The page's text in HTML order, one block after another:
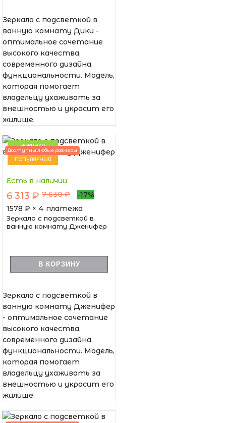
Зеркало с подсветкой в
ванную комнату Дики -
оптимальное сочетание
высокого качества,
современного дизайна,
функциональности. Модель,
которая помогает
владельцу ухаживать за
внешностью и украсит его
жилище.
НОВИНКА
ПОПУЛЯРНЫЙ
Доступны любые размеры
Есть в наличии
6 313 ₽ 7 630 ₽
-17%
1578 ₽ × 4 платежа
Зеркало с подсветкой в
ванную комнату Дженифер
В КОРЗИНУ
Зеркало с подсветкой в
ванную комнату Дженифер
- оптимальное сочетание
высокого качества,
современного дизайна,
функциональности. Модель,
которая помогает
владельцу ухаживать за
внешностью и украсит его
жилище.